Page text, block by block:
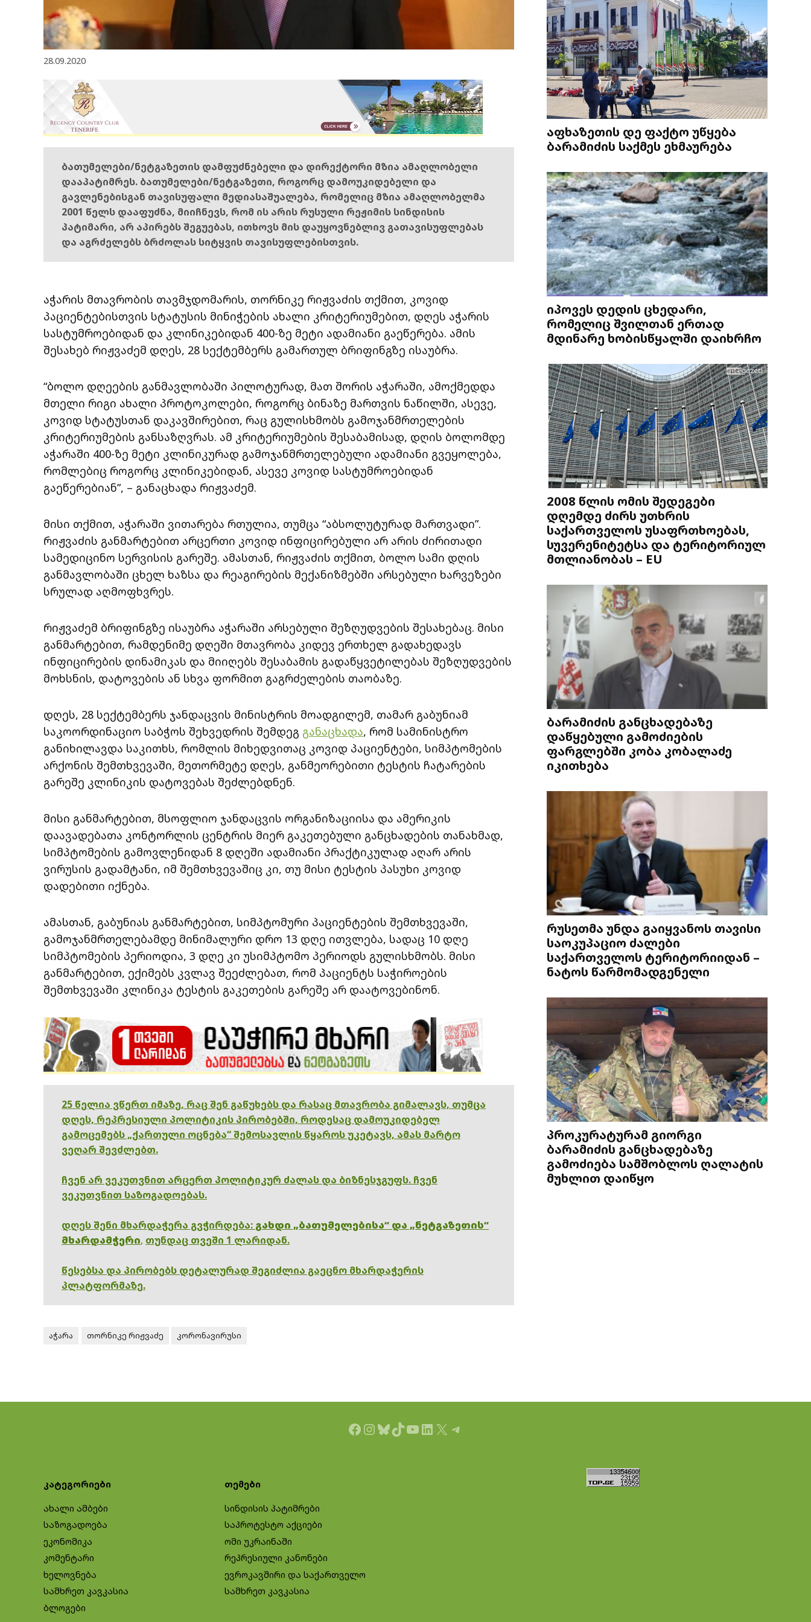
28.09.2020
ბათუმელები/ნეტგაზეთის დამფუძნებელი და დირექტორი მზია ამაღლობელი
დააპატიმრეს. ბათუმელები/ნეტგაზეთი, როგორც დამოუკიდებელი და
გავლენებისგან თავისუფალი მედიასაშუალება, რომელიც მზია ამაღლობელმა
2001 წელს დააფუძნა, მიიჩნევს, რომ ის არის რუსული რეჟიმის სინდისის
პატიმარი, არ აპირებს შეგუებას, ითხოვს მის დაუყოვნებლივ გათავისუფლებას
და აგრძელებს ბრძოლას სიტყვის თავისუფლებისთვის.
აჭარის მთავრობის თავმჯდომარის, თორნიკე რიჟვაძის თქმით, კოვიდ
პაციენტებისთვის სტატუსის მინიჭების ახალი კრიტერიუმებით, დღეს აჭარის
სასტუმროებიდან და კლინიკებიდან 400-ზე მეტი ადამიანი გაეწერება. ამის
შესახებ რიჟვაძემ დღეს, 28 სექტემბერს გამართულ ბრიფინგზე ისაუბრა.
“ბოლო დღეების განმავლობაში პილოტურად, მათ შორის აჭარაში, ამოქმედდა
მთელი რიგი ახალი პროტოკოლები, როგორც ბინაზე მართვის ნაწილში, ასევე,
კოვიდ სტატუსთან დაკავშირებით, რაც გულისხმობს გამოჯანმრთელების
კრიტერიუმების განსაზღვრას. ამ კრიტერიუმების შესაბამისად, დღის ბოლომდე
აჭარაში 400-ზე მეტი კლინიკურად გამოჯანმრთელებული ადამიანი გვეყოლება,
რომლებიც როგორც კლინიკებიდან, ასევე კოვიდ სასტუმროებიდან
გაეწერებიან”, – განაცხადა რიჟვაძემ.
მისი თქმით, აჭარაში ვითარება რთულია, თუმცა “აბსოლუტურად მართვადი”.
რიჟვაძის განმარტებით არცერთი კოვიდ ინფიცირებული არ არის ძირითადი
სამედიცინო სერვისის გარეშე. ამასთან, რიჟვაძის თქმით, ბოლო სამი დღის
განმავლობაში ცხელ ხაზსა და რეაგირების მექანიზმებში არსებული ხარვეზები
სრულად აღმოფხვრეს.
რიჟვაძემ ბრიფინგზე ისაუბრა აჭარაში არსებული შეზღუდვების შესახებაც. მისი
განმარტებით, რამდენიმე დღეში მთავრობა კიდევ ერთხელ გადახედავს
ინფიცირების დინამიკას და მიიღებს შესაბამის გადაწყვეტილებას შეზღუდვების
მოხსნის, დატოვების ან სხვა ფორმით გაგრძელების თაობაზე.
დღეს, 28 სექტემბერს ჯანდაცვის მინისტრის მოადგილემ, თამარ გაბუნიამ
საკოორდინაციო საბჭოს შეხვედრის შემდეგ განაცხადა, რომ სამინისტრო
განიხილავდა საკითხს, რომლის მიხედვითაც კოვიდ პაციენტები, სიმპტომების
არქონის შემთხვევაში, მეთორმეტე დღეს, განმეორებითი ტესტის ჩატარების
გარეშე კლინიკის დატოვებას შეძლებდნენ.
მისი განმარტებით, მსოფლიო ჯანდაცვის ორგანიზაციისა და ამერიკის
დაავადებათა კონტორლის ცენტრის მიერ გაკეთებული განცხადების თანახმად,
სიმპტომების გამოვლენიდან 8 დღეში ადამიანი პრაქტიკულად აღარ არის
ვირუსის გადამტანი, იმ შემთხვევაშიც კი, თუ მისი ტესტის პასუხი კოვიდ
დადებითი იქნება.
ამასთან, გაბუნიას განმარტებით, სიმპტომური პაციენტების შემთხვევაში,
გამოჯანმრთელებამდე მინიმალური დრო 13 დღე ითვლება, სადაც 10 დღე
სიმპტომების პერიოდია, 3 დღე კი უსიმპტომო პერიოდს გულისხმობს. მისი
განმარტებით, ექიმებს კვლავ შეეძლებათ, რომ პაციენტს საჭიროების
შემთხვევაში კლინიკა ტესტის გაკეთების გარეშე არ დაატოვებინონ.
25 წელია ვწერთ იმაზე, რაც შენ გაწუხებს და რასაც მთავრობა გიმალავს, თუმცა
დღეს, რეპრესიული პოლიტიკის პირობებში, როდესაც დამოუკიდებელ
გამოცემებს „ქართული ოცნება“ შემოსავლის წყაროს უკეტავს, ამას მარტო
ვეღარ შევძლებთ.
ჩვენ არ ვეკუთვნით არცერთ პოლიტიკურ ძალას და ბიზნესჯგუფს. ჩვენ
ვეკუთვნით საზოგადოებას.
დღეს შენი მხარდაჭერა გვჭირდება: გახდი „ბათუმელებისა“ და „ნეტგაზეთის“
მხარდამჭერი, თუნდაც თვეში 1 ლარიდან.
წესებსა და პირობებს დეტალურად შეგიძლია გაეცნო მხარდაჭერის
პლატფორმაზე.
აჭარა თორნიკე რიჟვაძე კორონავირუსი
აფხაზეთის დე ფაქტო უწყება
ბარამიძის საქმეს ეხმაურება
იპოვეს დედის ცხედარი,
რომელიც შვილთან ერთად
მდინარე ხობისწყალში დაიხრჩო
2008 წლის ომის შედეგები
დღემდე ძირს უთხრის
საქართველოს უსაფრთხოებას,
სუვერენიტეტსა და ტერიტორიულ
მთლიანობას – EU
ბარამიძის განცხადებაზე
დაწყებული გამოძიების
ფარგლებში კობა კობალაძე
იკითხება
რუსეთმა უნდა გაიყვანოს თავისი
საოკუპაციო ძალები
საქართველოს ტერიტორიიდან –
ნატოს წარმომადგენელი
პროკურატურამ გიორგი
ბარამიძის განცხადებაზე
გამოძიება სამშობლოს ღალატის
მუხლით დაიწყო
Facebook
Instagram
Bluesky
TikTok
YouTube
LinkedIn
X Telegram
კატეგორიები
ახალი ამბები
საზოგადოება
ეკონომიკა
კომენტარი
ხელოვნება
სამხრეთ კავკასია
ბლოგები
თემები
სინდისის პატიმრები
საპროტესტო აქციები
ომი უკრაინაში
რეპრესიული კანონები
ევროკავშირი და საქართველო
სამხრეთ კავკასია